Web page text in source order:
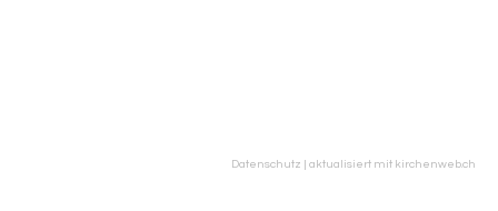
Datenschutz | aktualisiert mit kirchenweb.ch